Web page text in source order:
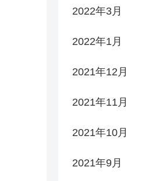
2022年3月
2022年1月
2021年12月
2021年11月
2021年10月
2021年9月